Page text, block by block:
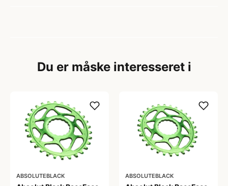
Du er måske interesseret i
ABSOLUTEBLACK ABSOLUTEBLACK